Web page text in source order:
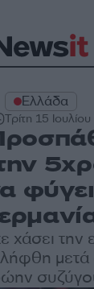
Ελλάδα
Τρίτη 15
χάσει την
μετά